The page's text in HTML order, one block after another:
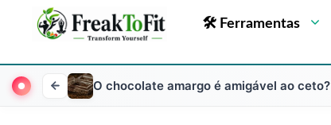
🛠 Ferramentas
O chocolate amargo é amigável ao ceto?